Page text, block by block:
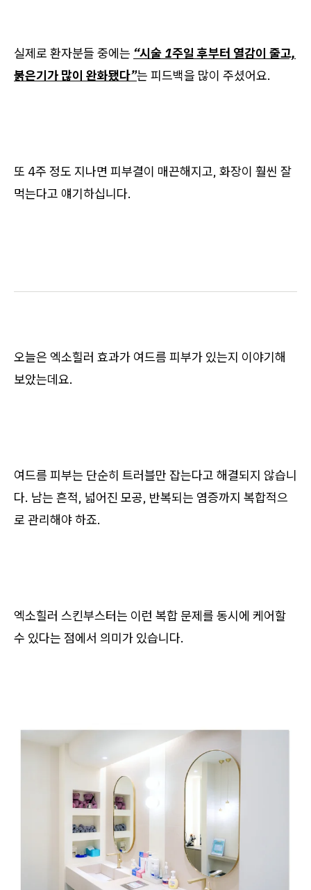
실제로 환자분들 중에는 “시술 1주일 후부터 열감이 줄고,
붉은기가 많이 완화됐다”는 피드백을 많이 주셨어요.
또 4주 정도 지나면 피부결이 매끈해지고, 화장이 훨씬 잘
먹는다고 얘기하십니다.
오늘은 엑소힐러 효과가 여드름 피부가 있는지 이야기해
보았는데요.
여드름 피부는 단순히 트러블만 잡는다고 해결되지 않습니
다. 남는 흔적, 넓어진 모공, 반복되는 염증까지 복합적으
로 관리해야 하죠.
엑소힐러 스킨부스터는 이런 복합 문제를 동시에 케어할
수 있다는 점에서 의미가 있습니다.